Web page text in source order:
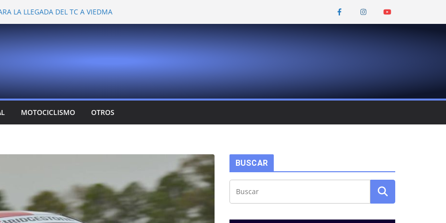
LA LLEGADA DEL TC A VIEDMA
EN LA PLATA
VER A TANTOS PILOTOS
DEJÓ CAMBIOS EN LOS CAMPEONATOS
CONFIRMA SU REGRESO AL TOP RACE
MOTOCICLISMO OTROS
BUSCAR